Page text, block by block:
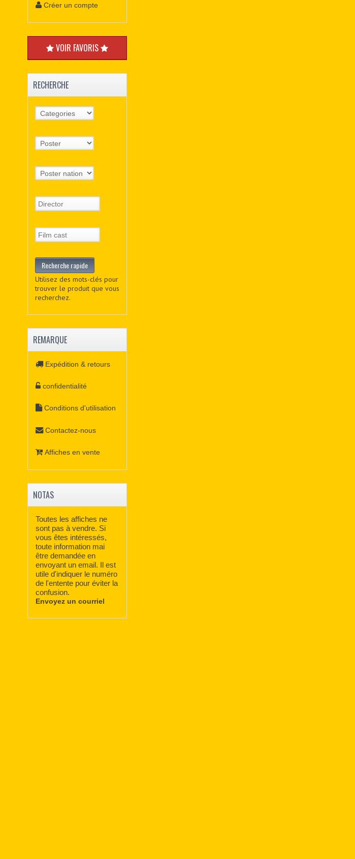
Créer un compte
VOIR FAVORIS
RECHERCHE
Utilisez des mots-clés pour
trouver le produit que vous
recherchez.
REMARQUE
Expédition & retours
confidentialité
Conditions d'utilisation
Contactez-nous
Affiches en vente
NOTAS
Toutes les affiches ne
sont pas à vendre. Si
vous êtes intéressés,
toute information mai
être demandée en
envoyant un email. Il est
utile d'indiquer le numéro
de l'entente pour éviter la
confusion.
Envoyez un courriel